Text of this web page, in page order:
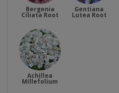
Bergenia
Ciliata Root
Gentiana
Lutea Root
Achillea
Millefolium